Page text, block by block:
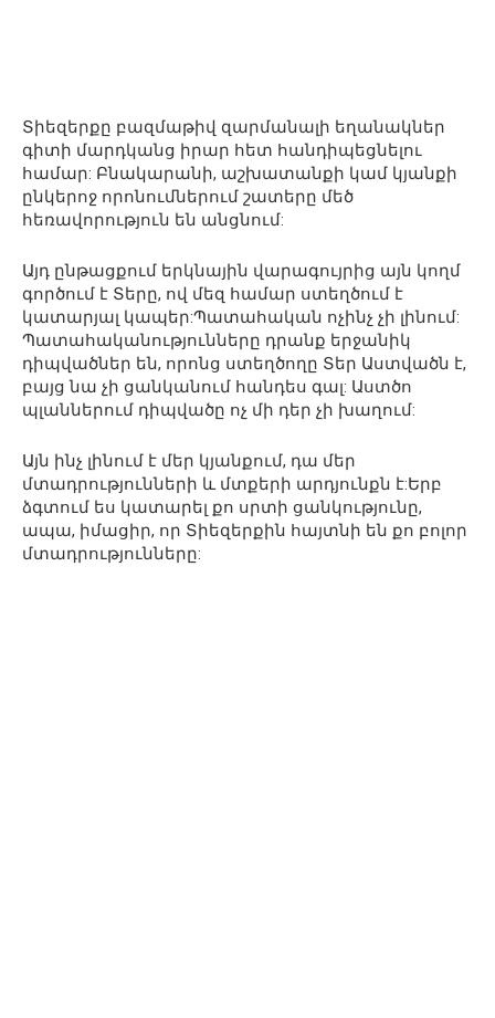
Տիեզերքը բազմաթիվ զարմանալի եղանակներ
գիտի մարդկանց իրար հետ հանդիպեցնելու
համար: Բնակարանի, աշխատանքի կամ կյանքի
ընկերոջ որոնումներում շատերը մեծ
հեռավորություն են անցնում:
Այդ ընթացքում երկնային վարագույրից այն կողմ
գործում է Տերը, ով մեզ համար ստեղծում է
կատարյալ կապեր:Պատահական ոչինչ չի լինում:
Պատահականությունները դրանք երջանիկ
դիպվածներ են, որոնց ստեղծողը Տեր Աստվածն է,
բայց նա չի ցանկանում հանդես գալ: Աստծո
պլաններում դիպվածը ոչ մի դեր չի խաղում:
Այն ինչ լինում է մեր կյանքում, դա մեր
մտադրությունների և մտքերի արդյունքն է:Երբ
ձգտում ես կատարել քո սրտի ցանկությունը,
ապա, իմացիր, որ Տիեզերքին հայտնի են քո բոլոր
մտադրությունները: